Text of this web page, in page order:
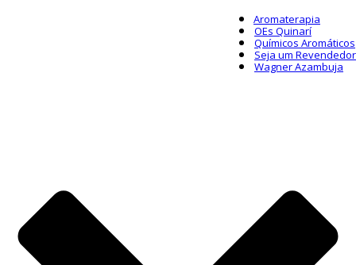
Aromaterapia
OEs Quinarí
Químicos Aromáticos
Seja um Revendedor
Wagner Azambuja